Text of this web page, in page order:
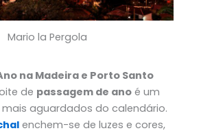
Mario la Pergola
na Madeira e Porto Santo
de passagem de ano é um
aguardados do calendário.
enchem-se de luzes e cores,